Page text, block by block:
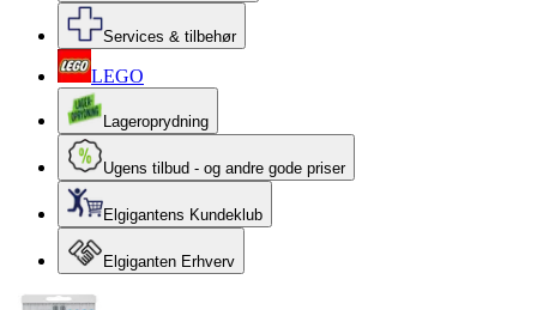
Services & tilbehør
LEGO
Lageroprydning
Ugens tilbud - og andre gode priser
Elgigantens Kundeklub
Elgiganten Erhverv